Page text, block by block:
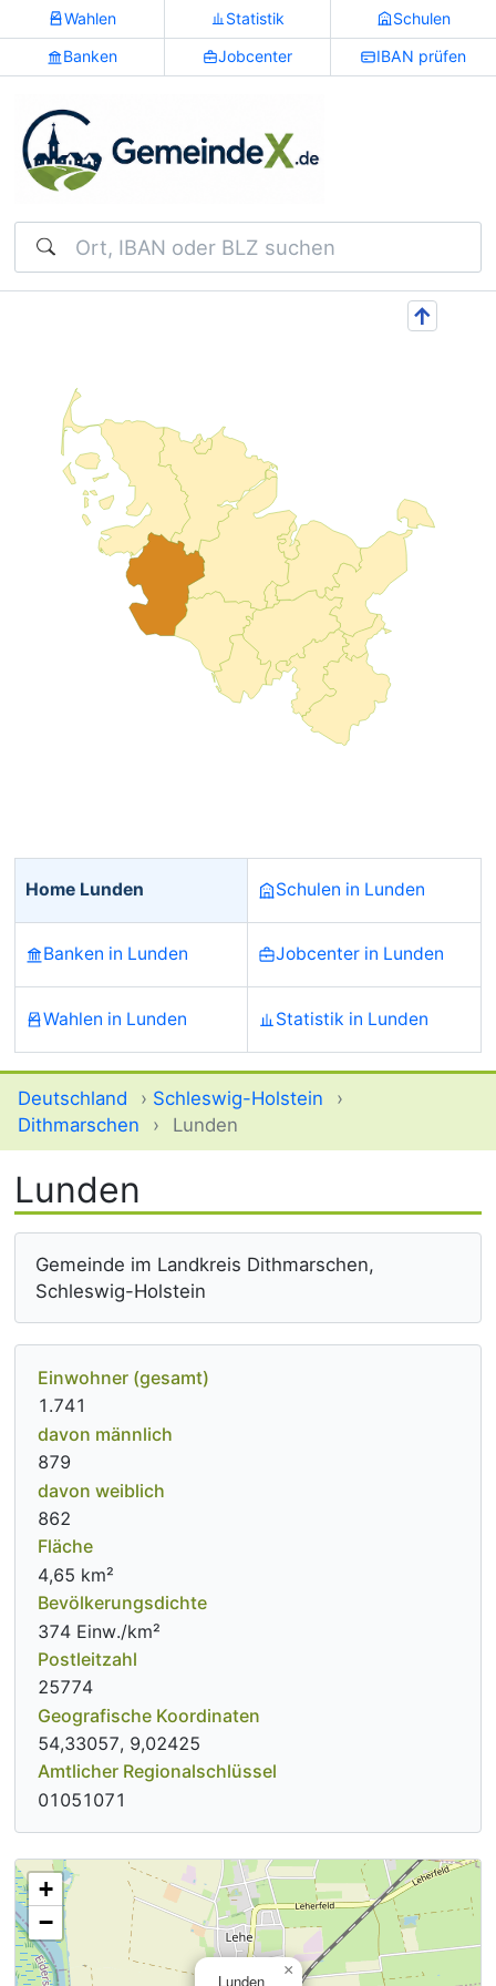
Wahlen Statistik Schulen
Banken Jobcenter IBAN prüfen
Suchen
↑
Home Lunden Schulen in Lunden
Banken in Lunden Jobcenter in Lunden
Wahlen in Lunden Statistik in Lunden
Deutschland › Schleswig-Holstein
›
Dithmarschen
› Lunden
Lunden
Gemeinde im Landkreis Dithmarschen,
Schleswig-Holstein
Einwohner (gesamt)
1.741
davon männlich
879
davon weiblich
862
Fläche
4,65 km²
Bevölkerungsdichte
374 Einw./km²
Postleitzahl
25774
Geografische Koordinaten
54,33057, 9,02425
Amtlicher Regionalschlüssel
01051071
Lunden
×
+
−